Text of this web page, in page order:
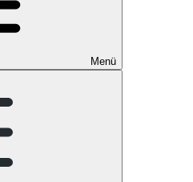
Menü